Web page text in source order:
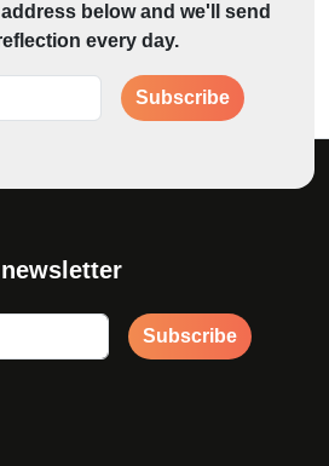
below and we'll send
every day.
Subscribe
Subscribe